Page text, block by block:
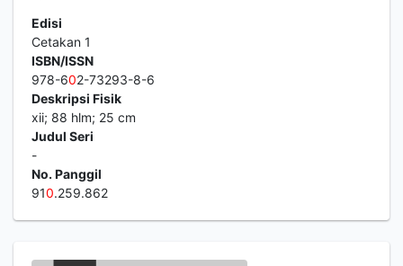
Edisi
Cetakan 1
ISBN/ISSN
978-602-73293-8-6
Deskripsi Fisik
xii; 88 hlm; 25 cm
Judul Seri
-
No. Panggil
910.259.862